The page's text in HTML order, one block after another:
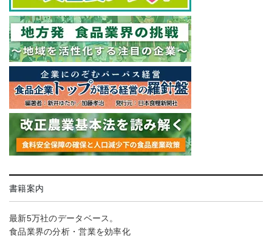
書籍案内
最新5万社のデータベース。
食品業界の分析・営業を効率化